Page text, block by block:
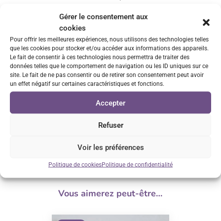
Gérer le consentement aux
cookies
Pour offrir les meilleures expériences, nous utilisons des technologies telles
que les cookies pour stocker et/ou accéder aux informations des appareils.
Le fait de consentir à ces technologies nous permettra de traiter des
données telles que le comportement de navigation ou les ID uniques sur ce
site. Le fait de ne pas consentir ou de retirer son consentement peut avoir
un effet négatif sur certaines caractéristiques et fonctions.
Accepter
Refuser
Voir les préférences
Politique de cookiesPolitique de confidentialité
Retrait GRATUIT sur Vénissieux
sur rendez-vous
Service client réactif
Réponse sous 24h
Satisfait ou remboursé*
Vous aimerez peut-être…